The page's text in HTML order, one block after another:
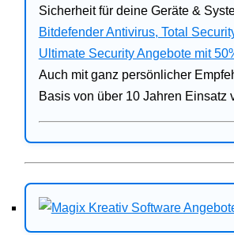
Sicherheit für deine Geräte &
Bitdefender Antivirus, Total
Ultimate Security Angebote mit
Auch mit ganz persönlicher
Basis von über 10 Jahren Einsatz